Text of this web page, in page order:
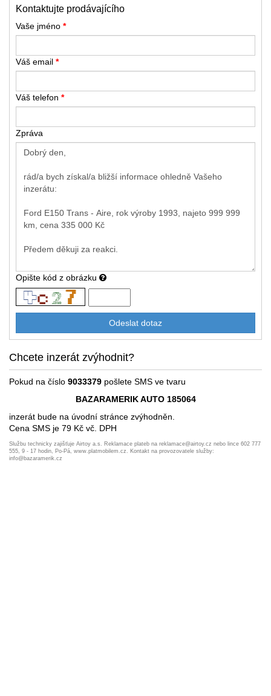
Kontaktujte prodávajícího
Vaše jméno *
Váš email *
Váš telefon *
Zpráva
Opište kód z obrázku
Chcete inzerát zvýhodnit?
Pokud na číslo 9033379 pošlete SMS ve tvaru
BAZARAMERIK AUTO 185064
inzerát bude na úvodní stránce zvýhodněn.
Cena SMS je 79 Kč vč. DPH
Službu technicky zajišťuje Airtoy a.s. Reklamace plateb na reklamace@airtoy.cz nebo lince 602 777
555, 9 - 17 hodin, Po-Pá, www.platmobilem.cz. Kontakt na provozovatele služby:
info@bazaramerik.cz